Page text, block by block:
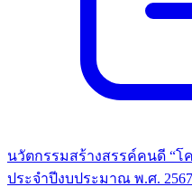
นวัตกรรมสร้างสรรค์คนดี “โ
ประจำปีงบประมาณ พ.ศ.